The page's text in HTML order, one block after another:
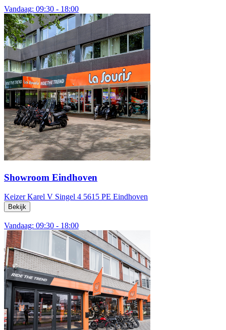
Vandaag: 09:30 - 18:00
Showroom Eindhoven
Keizer Karel V Singel 4 5615 PE Eindhoven
Bekijk
Vandaag: 09:30 - 18:00